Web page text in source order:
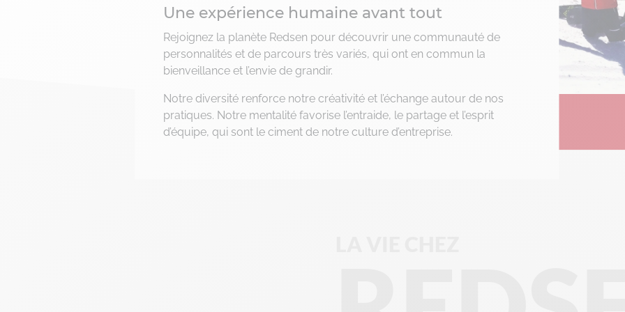
Une expérience humaine avant tout
Rejoignez la planète Redsen pour découvrir une communauté de
personnalités et de parcours très variés, qui ont en commun la
bienveillance et l’envie de grandir.
Notre diversité renforce notre créativité et l’échange autour de nos
pratiques. Notre mentalité favorise l’entraide, le partage et l’esprit
d’équipe, qui sont le ciment de notre culture d’entreprise.